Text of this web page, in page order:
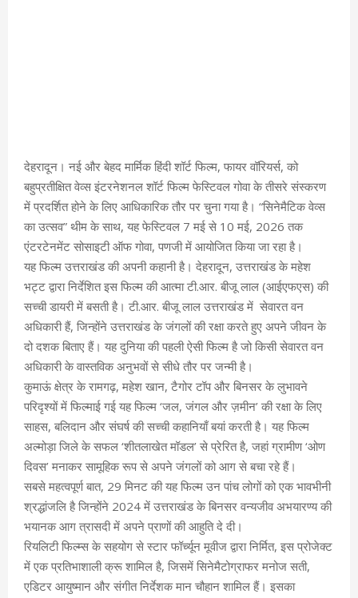
देहरादून। नई और बेहद मार्मिक हिंदी शॉर्ट फिल्म, फायर वॉरियर्स, को
बहुप्रतीक्षित वेव्स इंटरनेशनल शॉर्ट फिल्म फेस्टिवल गोवा के तीसरे संस्करण
में प्रदर्शित होने के लिए आधिकारिक तौर पर चुना गया है। “सिनेमैटिक वेव्स
का उत्सव” थीम के साथ, यह फेस्टिवल 7 मई से 10 मई, 2026 तक
एंटरटेनमेंट सोसाइटी ऑफ गोवा, पणजी में आयोजित किया जा रहा है।
यह फिल्म उत्तराखंड की अपनी कहानी है। देहरादून, उत्तराखंड के महेश
भट्ट द्वारा निर्देशित इस फिल्म की आत्मा टी.आर. बीजू लाल (आईएफएस) की
सच्ची डायरी में बसती है। टी.आर. बीजू लाल उत्तराखंड में सेवारत वन
अधिकारी हैं, जिन्होंने उत्तराखंड के जंगलों की रक्षा करते हुए अपने जीवन के
दो दशक बिताए हैं। यह दुनिया की पहली ऐसी फिल्म है जो किसी सेवारत वन
अधिकारी के वास्तविक अनुभवों से सीधे तौर पर जन्मी है।
कुमाऊं क्षेत्र के रामगढ़, महेश खान, टैगोर टॉप और बिनसर के लुभावने
परिदृश्यों में फिल्माई गई यह फिल्म ‘जल, जंगल और ज़मीन’ की रक्षा के लिए
साहस, बलिदान और संघर्ष की सच्ची कहानियाँ बयां करती है। यह फिल्म
अल्मोड़ा जिले के सफल ‘शीतलाखेत मॉडल’ से प्रेरित है, जहां ग्रामीण ‘ओण
दिवस’ मनाकर सामूहिक रूप से अपने जंगलों को आग से बचा रहे हैं।
सबसे महत्वपूर्ण बात, 29 मिनट की यह फिल्म उन पांच लोगों को एक भावभीनी
श्रद्धांजलि है जिन्होंने 2024 में उत्तराखंड के बिनसर वन्यजीव अभयारण्य की
भयानक आग त्रासदी में अपने प्राणों की आहुति दे दी।
रियलिटी फिल्म्स के सहयोग से स्टार फॉर्च्यून मूवीज द्वारा निर्मित, इस प्रोजेक्ट
में एक प्रतिभाशाली क्रू शामिल है, जिसमें सिनेमैटोग्राफर मनोज सती,
एडिटर आयुष्मान और संगीत निर्देशक मान चौहान शामिल हैं। इसका